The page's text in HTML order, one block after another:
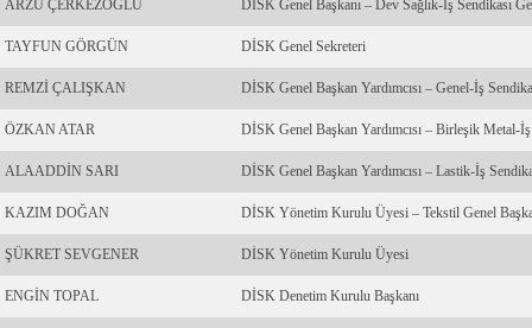
ARZU ÇERKEZOĞLU DİSK Genel Başkanı – Dev Sağlık-İş Sendikası
TAYFUN GÖRGÜN DİSK Genel Sekreteri
REMZİ ÇALIŞKAN DİSK Genel Başkan Yardımcısı – Genel-İş
ÖZKAN ATAR DİSK Genel Başkan Yardımcısı – Birleşik Metal-İş
ALAADDİN SARI DİSK Genel Başkan Yardımcısı – Lastik-İş
KAZIM DOĞAN DİSK Yönetim Kurulu Üyesi – Tekstil Genel
ŞÜKRET SEVGENER DİSK Yönetim Kurulu Üyesi
ENGİN TOPAL DİSK Denetim Kurulu Başkanı